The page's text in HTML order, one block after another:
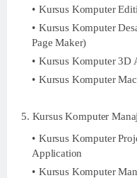
Kursus Komputer
Kursus Komputer
Page Maker)
Kursus Komputer 3D
Kursus Komputer
5. Kursus Komputer
Kursus Komputer
Application
Kursus Komputer